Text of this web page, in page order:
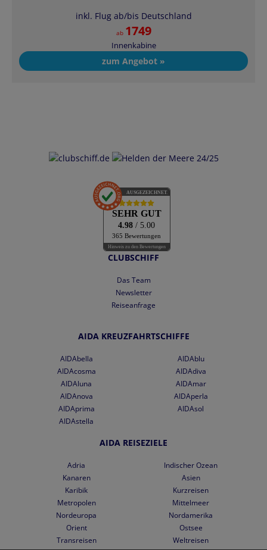
inkl. Flug ab/bis Deutschland
ab 1749
Innenkabine
zum Angebot »
AUSGEZEICHNET
SEHR GUT
4.98/ 5.00
365 Bewertungen
Hinweis zu den Bewertungen
CLUBSCHIFF
Das Team
Newsletter
Reiseanfrage
AIDA KREUZFAHRTSCHIFFE
AIDAbella
AIDAblu
AIDAcosma
AIDAdiva
AIDAluna
AIDAmar
AIDAnova
AIDAperla
AIDAprima
AIDAsol
AIDAstella
AIDA REISEZIELE
Adria
Indischer Ozean
Kanaren
Asien
Karibik
Kurzreisen
Metropolen
Mittelmeer
Nordeuropa
Nordamerika
Orient
Ostsee
Transreisen
Weltreisen